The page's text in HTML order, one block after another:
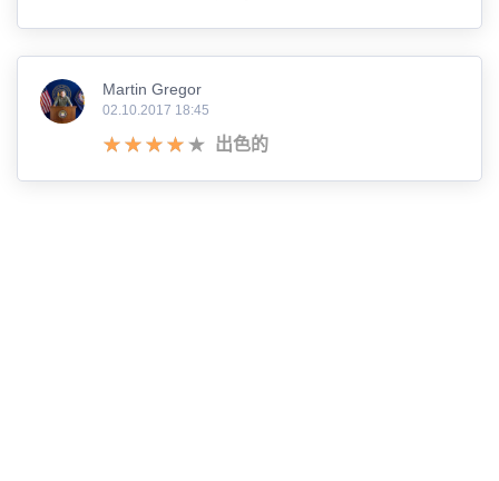
Martin Gregor
02.10.2017 18:45
出色的